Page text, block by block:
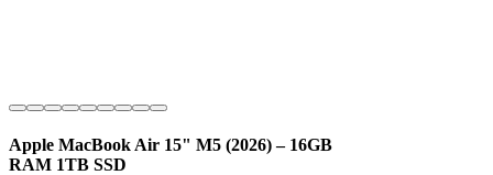
Apple MacBook Air 15" M5 (2026) – 16GB
RAM 1TB SSD